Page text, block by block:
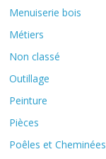
Menuiserie bois
Métiers
Non classé
Outillage
Peinture
Pièces
Poêles et Cheminées